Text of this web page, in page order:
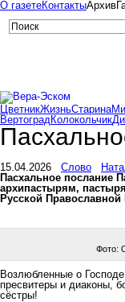
О газетеКонтактыАрхив
ЦветникЖизньСтарина
ВертоградКолокольчик
15.04.2026 Слово
Пасхальное послание
архипастырям,
Русской
Фото:
Возлюбленные о
пресвитеры и диаконы,
сёстры!